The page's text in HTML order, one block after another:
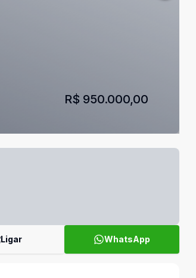
R$ 950.000,00
Ligar WhatsApp